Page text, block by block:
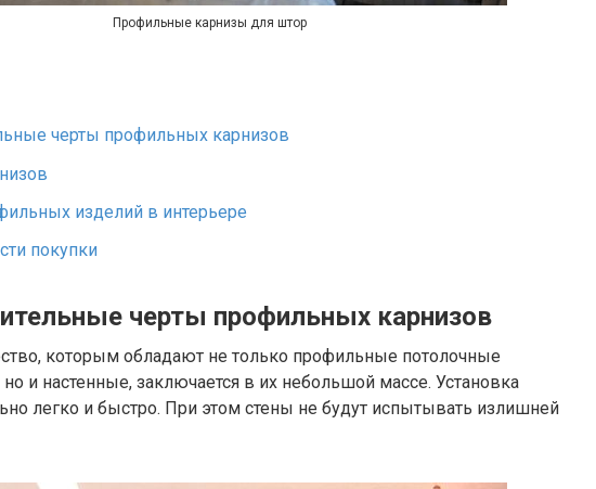
Профильные карнизы для штор
черты профильных карнизов
изделий в интерьере
покупки
черты профильных карнизов
которым обладают не только профильные потолочные
и настенные, заключается в их небольшой массе. Установка
легко и быстро. При этом стены не будут испытывать излишней